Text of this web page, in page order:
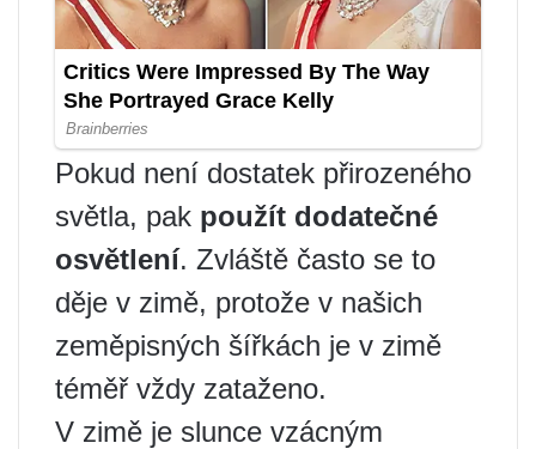
Pokud není dostatek přirozeného
světla, pak použít dodatečné
osvětlení. Zvláště často se to
děje v zimě, protože v našich
zeměpisných šířkách je v zimě
téměř vždy zataženo.
V zimě je slunce vzácným